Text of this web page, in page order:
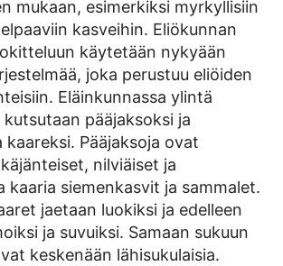
mukaan, esimerkiksi myrkyllisiin
kasveihin. Eliökunnan
käytetään nykyään
joka perustuu eliöiden
Eläinkunnassa ylintä
pääjaksoksi ja
kaareksi. Pääjaksoja ovat
nilviäiset ja
kaaria siemenkasvit ja sammalet.
jaetaan luokiksi ja edelleen
ja suvuiksi. Samaan sukuun
keskenään lähisukulaisia.